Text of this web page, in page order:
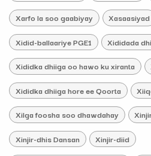
Xarfo la soo gaabiyay Xasaasiyad
Xidid-ballaariye PGE1 Xididada
Xididka dhiiga oo hawo ku xiranta
Xididka dhiiga hore ee Qoorta
Xilga foosha soo dhawdahay
Xinjir-dhis Dansan Xinjir-diid